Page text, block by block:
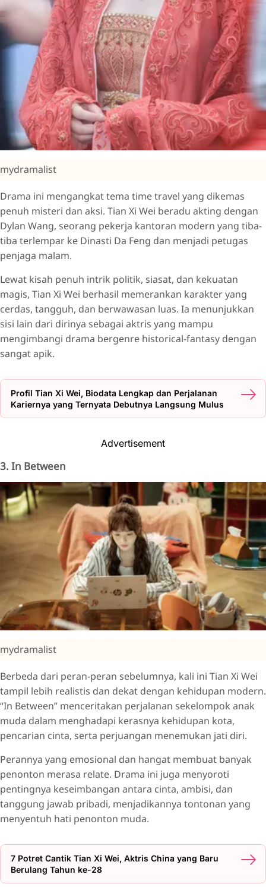
mydramalist
Drama ini mengangkat tema time travel yang dikemas
penuh misteri dan aksi. Tian Xi Wei beradu akting dengan
Dylan Wang, seorang pekerja kantoran modern yang tiba-
tiba terlempar ke Dinasti Da Feng dan menjadi petugas
penjaga malam.
Lewat kisah penuh intrik politik, siasat, dan kekuatan
magis, Tian Xi Wei berhasil memerankan karakter yang
cerdas, tangguh, dan berwawasan luas. Ia menunjukkan
sisi lain dari dirinya sebagai aktris yang mampu
mengimbangi drama bergenre historical-fantasy dengan
sangat apik.
Profil Tian Xi Wei, Biodata Lengkap dan Perjalanan
Kariernya yang Ternyata Debutnya Langsung Mulus
Advertisement
3. In Between
mydramalist
Berbeda dari peran-peran sebelumnya, kali ini Tian Xi Wei
tampil lebih realistis dan dekat dengan kehidupan modern.
“In Between” menceritakan perjalanan sekelompok anak
muda dalam menghadapi kerasnya kehidupan kota,
pencarian cinta, serta perjuangan menemukan jati diri.
Perannya yang emosional dan hangat membuat banyak
penonton merasa relate. Drama ini juga menyoroti
pentingnya keseimbangan antara cinta, ambisi, dan
tanggung jawab pribadi, menjadikannya tontonan yang
menyentuh hati penonton muda.
7 Potret Cantik Tian Xi Wei, Aktris China yang Baru
Berulang Tahun ke-28